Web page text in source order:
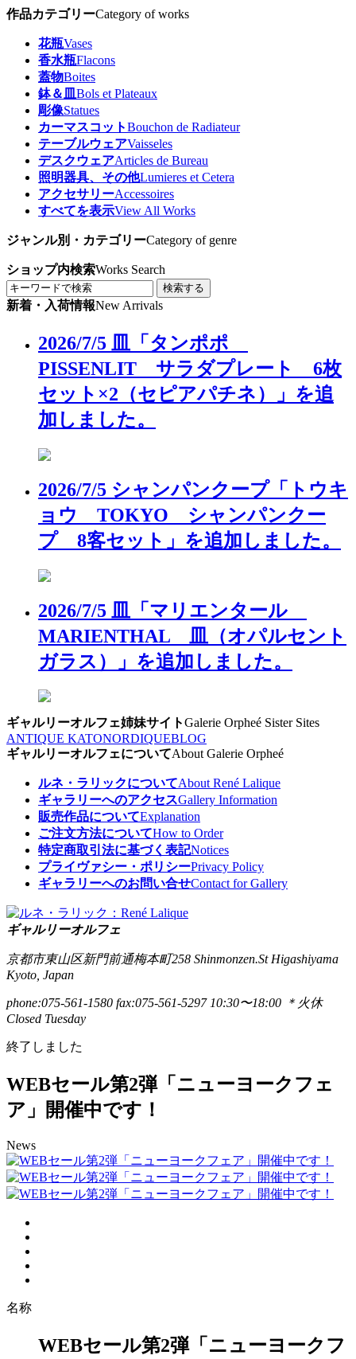
作品カテゴリーCategory of works
花瓶Vases
香水瓶Flacons
蓋物Boites
鉢＆皿 Bols et Plateaux
彫像Statues
カーマスコットBouchon de Radiateur
テーブルウェアVaisseles
デスクウェアArticles de Bureau
照明器具、その他Lumieres et Cetera
アクセサリーAccessoires
すべてを表示View All Works
ジャンル別・カテゴリーCategory of genre
ショップ内検索Works Search
検索する
新着・入荷情報New Arrivals
2026/7/5 皿「タンポポ
PISSENLIT サラダプレート 6枚
セット×2（セピアパチネ）」を追
加しました。
2026/7/5 シャンパンクープ「トウキ
ョウ TOKYO シャンパンクー
プ 8客セット」を追加しました。
2026/7/5 皿「マリエンタール
MARIENTHAL 皿（オパルセント
ガラス）」を追加しました。
ギャルリーオルフェ姉妹サイトGalerie Orpheé Sister Sites
ANTIQUE KATONORDIQUEBLOG
ギャルリーオルフェについてAbout Galerie Orpheé
ルネ・ラリックについてAbout René Lalique
ギャラリーへのアクセスGallery Information
販売作品についてExplanation
ご注文方法についてHow to Order
特定商取引法に基づく表記Notices
プライヴァシー・ポリシーPrivacy Policy
ギャラリーへのお問い合せContact for Gallery
ギャルリーオルフェ
京都市東山区新門前通梅本町258 Shinmonzen.St Higashiyama
Kyoto, Japan
phone:075-561-1580 fax:075-561-5297 10:30〜18:00 ＊火休
Closed Tuesday
終了しました
WEBセール第2弾「ニューヨークフェ
ア」開催中です！
News
名称
WEBセール第2弾「ニューヨークフ